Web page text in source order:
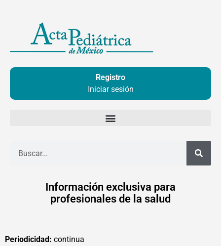
contenido
Registro
Iniciar sesión
Información exclusiva para
profesionales de la salud
Periodicidad: continua